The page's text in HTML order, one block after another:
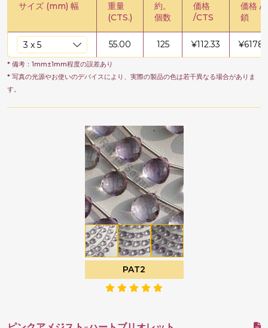
サイズ (mm) 幅
重量
(CTS.)
約。
個数
価格
/CTS
価格 /
鎖
55.00 125 ¥112.33 ¥
* 備考：1mm±1mm程度の誤差あり
* 写真の光源やお使いのデバイスにより、実際の製品の色は若干異なる場合がありま
す。
PAT2